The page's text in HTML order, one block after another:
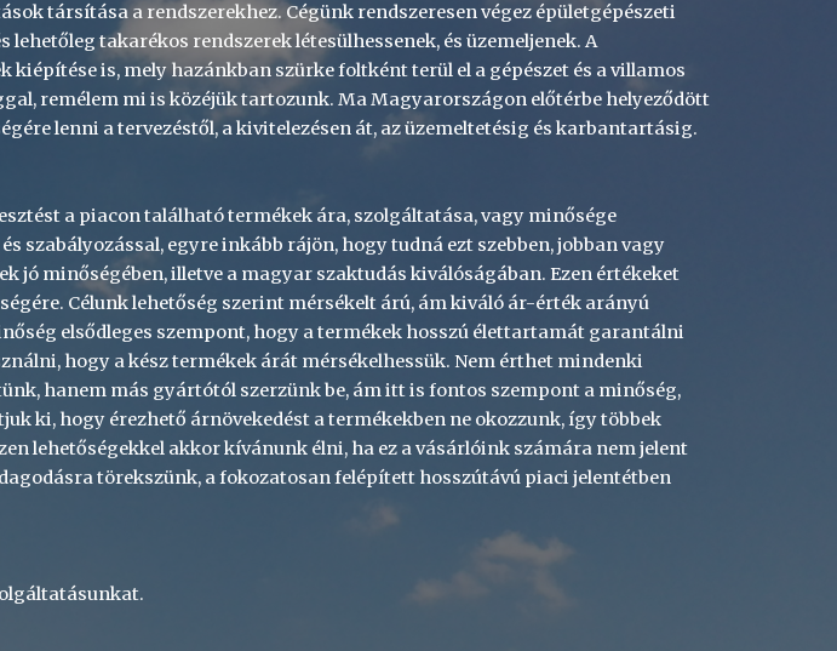
társítása a rendszerekhez. Cégünk rendszeresen végez épületgépészeti
takarékos rendszerek létesülhessenek, és üzemeljenek. A
is, mely hazánkban szürke foltként terül el a gépészet és a villamos
remélem mi is közéjük tartozunk. Ma Magyarországon előtérbe helyeződött
lenni a tervezéstől, a kivitelezésen át, az üzemeltetésig és karbantartásig.
a piacon található termékek ára, szolgáltatása, vagy minősége
egyre inkább rájön, hogy tudná ezt szebben, jobban vagy
minőségében, illetve a magyar szaktudás kiválóságában. Ezen értékeket
Célunk lehetőség szerint mérsékelt árú, ám kiváló ár-érték arányú
elsődleges szempont, hogy a termékek hosszú élettartamát garantálni
hogy a kész termékek árát mérsékelhessük. Nem érthet mindenki
hanem más gyártótól szerzünk be, ám itt is fontos szempont a minőség,
ki, hogy érezhető árnövekedést a termékekben ne okozzunk, így többek
lehetőségekkel akkor kívánunk élni, ha ez a vásárlóink számára nem jelent
törekszünk, a fokozatosan felépített hosszútávú piaci jelentétben